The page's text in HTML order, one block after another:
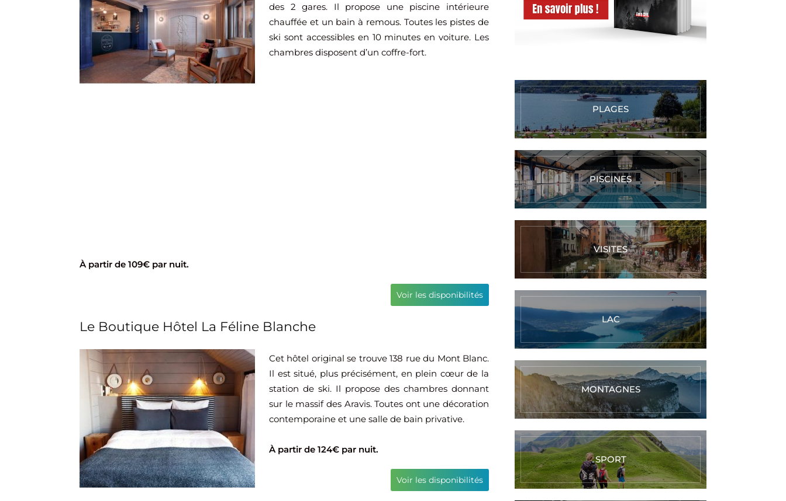
des 2 gares. Il propose une piscine intérieure
chauffée et un bain à remous. Toutes les pistes de
ski sont accessibles en 10 minutes en voiture. Les
chambres disposent d’un coffre-fort.
À partir de 109€ par nuit.
Voir les disponibilités
Le Boutique Hôtel La Féline Blanche
Cet hôtel original se trouve 138 rue du Mont Blanc.
Il est situé, plus précisément, en plein cœur de la
station de ski. Il propose des chambres donnant
sur le massif des Aravis. Toutes ont une décoration
contemporaine et une salle de bain privative.
À partir de 124€ par nuit.
Voir les disponibilités
PLAGES
PISCINES
VISITES
LAC
MONTAGNES
SPORT